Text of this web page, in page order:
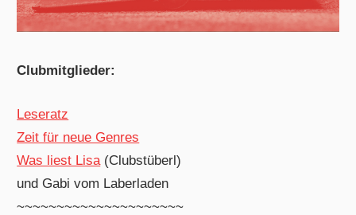
Clubmitglieder:
Leseratz
Zeit für neue Genres
Was liest Lisa(Clubstüberl)
und Gabi vom Laberladen
~~~~~~~~~~~~~~~~~~~~~